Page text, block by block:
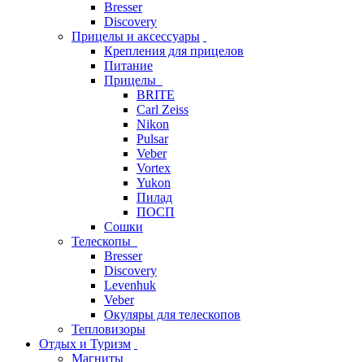
Bresser
Discovery
Прицелы и аксессуары
Крепления для прицелов
Питание
Прицелы
BRITE
Carl Zeiss
Nikon
Pulsar
Veber
Vortex
Yukon
Пилад
ПОСП
Сошки
Телескопы
Bresser
Discovery
Levenhuk
Veber
Окуляры для телескопов
Тепловизоры
Отдых и Туризм
Магниты